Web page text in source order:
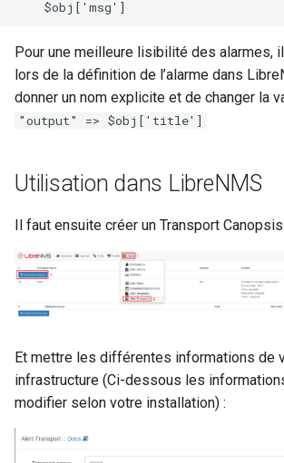
Pour une meilleure lisibilité des alarmes,
lors de la définition de l’alarme dans
donner un nom explicite et de changer la
"output" => $obj['title']
Utilisation dans LibreNMS
Il faut ensuite créer un Transport Canopsis
Et mettre les différentes informations de
infrastructure (Ci-dessous les
modifier selon votre installation) :